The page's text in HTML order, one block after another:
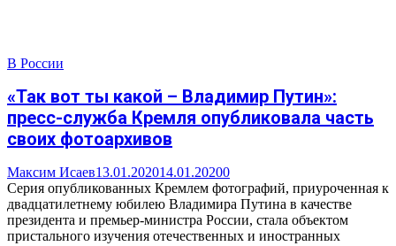
В России
«Так вот ты какой – Владимир Путин»:
пресс-служба Кремля опубликовала часть
своих фотоархивов
Максим Исаев13.01.202014.01.20200
Серия опубликованных Кремлем фотографий, приуроченная к
двадцатилетнему юбилею Владимира Путина в качестве
президента и премьер-министра России, стала объектом
пристального изучения отечественных и иностранных